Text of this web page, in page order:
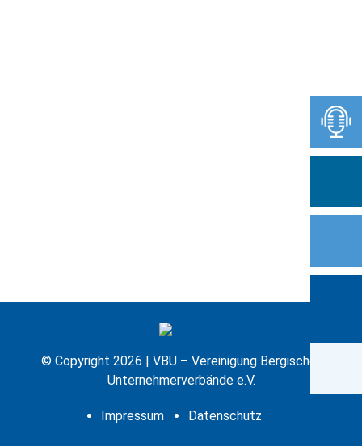
© Copyright 2026 | VBU – Vereinigung Bergischer
Unternehmerverbände e.V.
Impressum Datenschutz